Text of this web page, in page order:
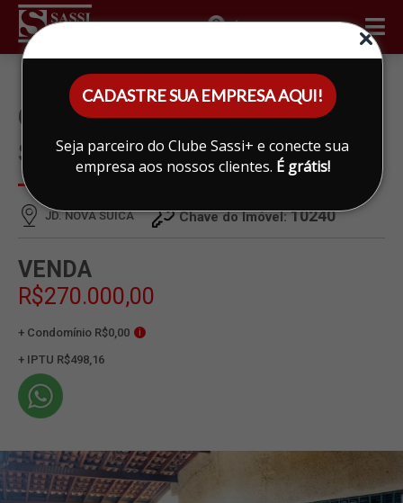
CADASTRE SUA EMPRESA AQUI!
Seja parceiro do Clube Sassi+ e conecte sua
empresa aos nossos clientes. É grátis!
ÁREA DO CLIENTE
CASA À VENDA EM JD. NOVA
SUICA, LIMEIRA
JD. NOVA SUICA Chave do Imóvel:10240
VENDA
R$270.000,00
+ Condomínio R$0,00 i
+ IPTU R$498,16